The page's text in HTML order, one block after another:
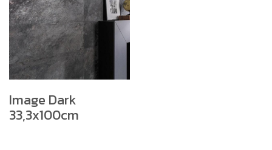
Image Dark
33,3x100cm